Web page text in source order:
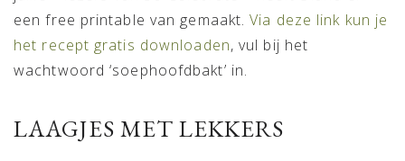
een free printable van gemaakt.Via deze link kun je
het recept gratis downloaden, vul bij het
wachtwoord ‘soephoofdbakt’ in.
LAAGJES MET LEKKERS